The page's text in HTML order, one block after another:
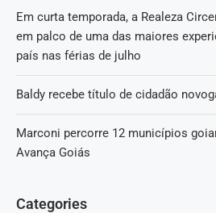
Em curta temporada, a Realeza
em palco de uma das maiores
país nas férias de julho
Baldy recebe título de cidadão
Marconi percorre 12 municípios
Avança Goiás
Categories